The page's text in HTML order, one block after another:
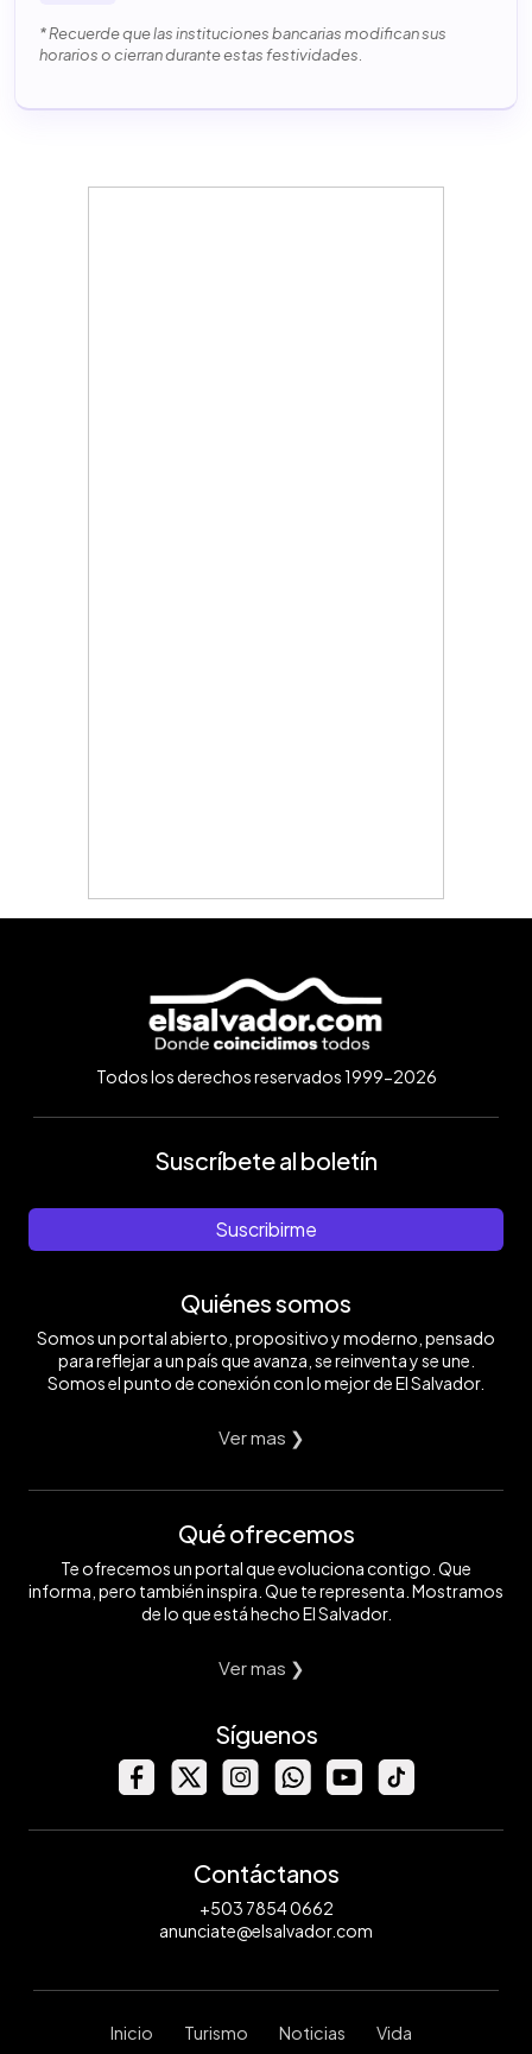
* Recuerde que las instituciones bancarias modifican sus
horarios o cierran durante estas festividades.
Todos los derechos reservados 1999-2026
Suscríbete al boletín
Suscribirme
Quiénes somos
Somos un portal abierto, propositivo y moderno, pensado
para reflejar a un país que avanza, se reinventa y se une.
Somos el punto de conexión con lo mejor de El Salvador.
Ver mas ❯
Qué ofrecemos
Te ofrecemos un portal que evoluciona contigo. Que
informa, pero también inspira. Que te representa. Mostramos
de lo que está hecho El Salvador.
Ver mas ❯
Síguenos
Contáctanos
+503 7854 0662
anunciate@elsalvador.com
Inicio Turismo Noticias Vida